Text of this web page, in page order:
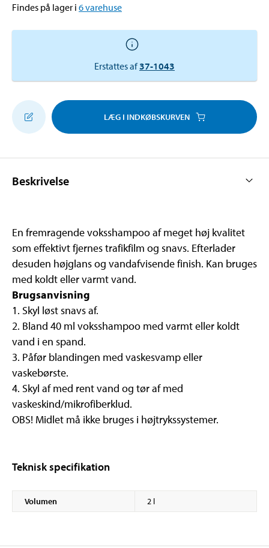
Findes på lager i 6varehuse
Erstattes af37-1043
LÆG I INDKØBSKURVEN
Beskrivelse
En fremragende voksshampoo af meget høj kvalitet
som effektivt fjernes trafikfilm og snavs. Efterlader
desuden højglans og vandafvisende finish. Kan bruges
med koldt eller varmt vand.
Brugsanvisning
1. Skyl løst snavs af.
2. Bland 40 ml voksshampoo med varmt eller koldt
vand i en spand.
3. Påfør blandingen med vaskesvamp eller
vaskebørste.
4. Skyl af med rent vand og tør af med
vaskeskind/mikrofiberklud.
OBS! Midlet må ikke bruges i højtrykssystemer.
Teknisk specifikation
Volumen 2 l